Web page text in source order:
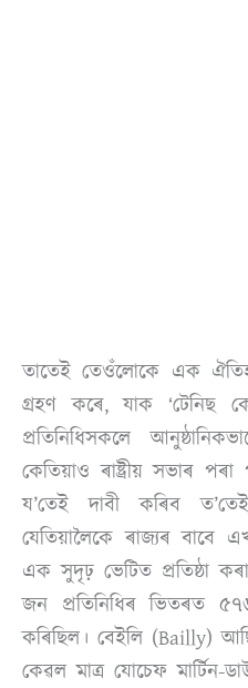
তাতেই তেওঁলোকে এক
গ্ৰহণ কৰে, যাক ‘টেনিছ
প্ৰতিনিধিসকলে
কেতিয়াও ৰাষ্ট্ৰীয় সভাৰ
য’তেই দাবী কৰিব
যেতিয়ালৈকে ৰাজ্যৰ বাবে
এক সুদৃঢ় ভেটিত প্ৰতিষ্ঠা
জন প্ৰতিনিধিৰ ভিতৰত
কৰিছিল। বেইলি (Bailly)
কেৱল মাত্ৰ যোচেফ